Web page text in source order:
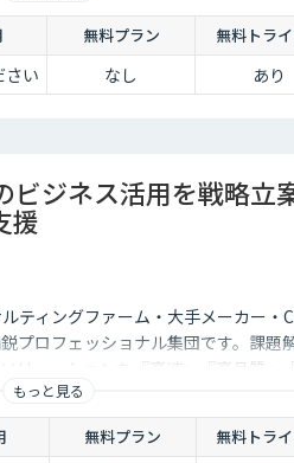
無料プラン 無料トラ
さい なし あり
ビジネス活用を戦略立
援
ティングファーム・大手メーカー・
プロフェッショナル集団です。課題
リューションを『高速』『高品質』
もっと見る
無料プラン 無料トラ